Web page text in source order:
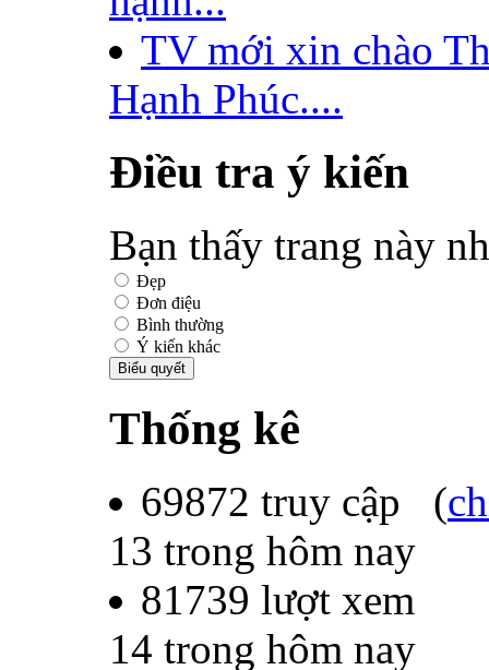
TV mới xin chào
Hạnh Phúc....
Điều tra ý kiến
Bạn thấy trang này
Đẹp
Đơn điệu
Bình thường
Ý kiến khác
Thống kê
69872 truy cập (
13 trong hôm nay
81739 lượt xem
14 trong hôm nay